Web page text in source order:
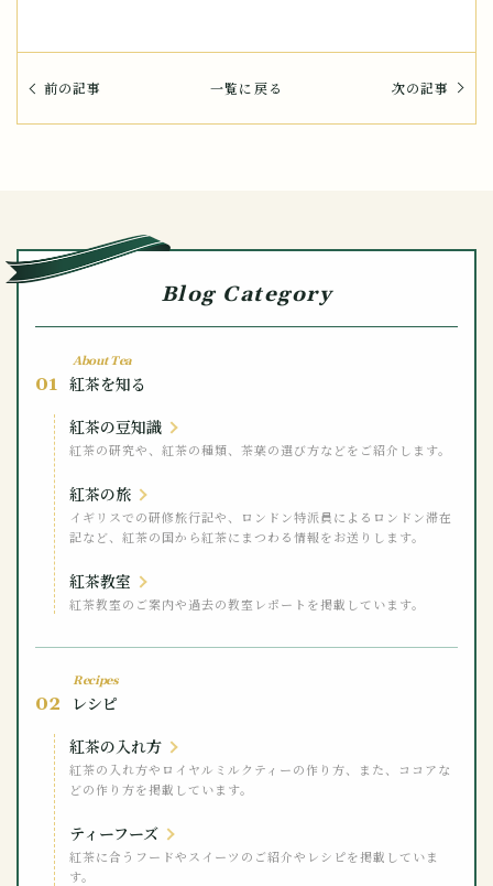
前の記事 一覧に戻る 次の記事
Blog Category
About Tea
01 紅茶を知る
紅茶の豆知識
紅茶の研究や、紅茶の種類、茶葉の選び方などをご紹介します。
紅茶の旅
イギリスでの研修旅行記や、ロンドン特派員によるロンドン滞在
記など、紅茶の国から紅茶にまつわる情報をお送りします。
紅茶教室
紅茶教室のご案内や過去の教室レポートを掲載しています。
Recipes
02
レシピ
紅茶の入れ方
紅茶の入れ方やロイヤルミルクティーの作り方、また、ココアな
どの作り方を掲載しています。
ティーフーズ
紅茶に合うフードやスイーツのご紹介やレシピを掲載していま
す。